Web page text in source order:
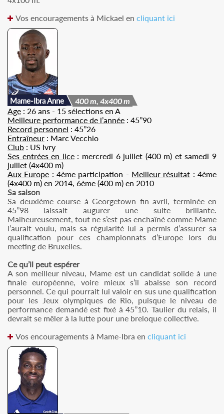
Vos encouragements à Mickael en cliquant ici
Mame-Ibra Anne
400 m, 4x400 m
Age : 26 ans - 15 sélections en A
Meilleure performance de l’année : 45’’90
Record personnel : 45’’26
Entraîneur : Marc Vecchio
Club : US Ivry
Ses entrées en lice: mercredi 6 juillet (400 m) et samedi 9
juillet (4x400 m)
Aux Europe : 4ème participation - Meilleur résultat : 4ème
(4x400 m) en 2014, 6ème (400 m) en 2010
Sa saison
Sa deuxième course à Georgetown fin avril, terminée en
45’’98 laissait augurer une suite brillante.
Malheureusement, tout ne s’est pas enchaîné comme Mame
l’aurait voulu, mais sa régularité lui a permis d’assurer sa
qualification pour ces championnats d’Europe lors du
meeting de Bruxelles.
Ce qu’il peut espérer
A son meilleur niveau, Mame est un candidat solide à une
finale européenne, voire mieux s’il abaisse son record
personnel. Ce qui pourrait lui valoir en sus une qualification
pour les Jeux olympiques de Rio, puisque le niveau de
performance demandé est fixé à 45’’10. Taulier du relais, il
devrait se mêler à la lutte pour une breloque collective.
Vos encouragements à Mame-Ibra en cliquant ici